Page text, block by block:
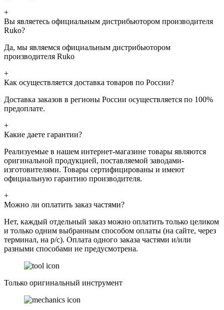
+
Вы являетесь официальным дистрибьютором производителя
Ruko?
Да, мы являемся официальным дистрибьютором
производителя Ruko
+
Как осуществляется доставка товаров по России?
Доставка заказов в регионы России осуществляется по 100%
предоплате.
+
Какие даете гарантии?
Реализуемые в нашем интернет-магазине товары являются
оригинальной продукцией, поставляемой заводами-
изготовителями. Товары сертифицированы и имеют
официальную гарантию производителя.
+
Можно ли оплатить заказ частями?
Нет, каждый отдельный заказ можно оплатить только целиком
и только одним выбранным способом оплаты (на сайте, через
терминал, на р/с). Оплата одного заказа частями и/или
разными способами не предусмотрена.
Только оригинальный инструмент